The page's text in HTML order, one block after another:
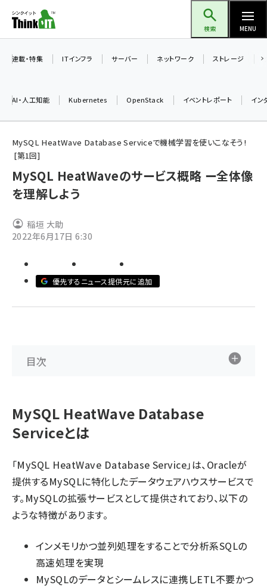
ン
ツ
検索 MENU
iot女子会 (2281)
北海道をのんびり旅する晴山佳須夫のヒント集！ (2037)
drupal (1956)
abc123 (1360)
ai crunch (1355)
連載・特集 ITインフラ サーバー ネットワーク ストレージ
AI・人工知能 Kubernetes OpenStack イベントレポート イン
MySQL HeatWave Database Serviceで機械学習を使いこなそう!
第1回
MySQL HeatWaveのサービス概略 ー全体像
を理解しよう
稲垣 大助
2022年6月17日 6:30
優先するニュース提供元に追加
目次
MySQL HeatWave Database
Serviceとは
「MySQL HeatWave Database Service」は、Oracleが
提供するMySQLに特化したデータウェアハウスサービスで
す。MySQLの拡張サービスとして提供されており、以下の
ような特徴があります。
インメモリかつ並列処理をすることで分析系SQLの
高速処理を実現
MySQLのデータとシームレスに連携しETL不要かつ